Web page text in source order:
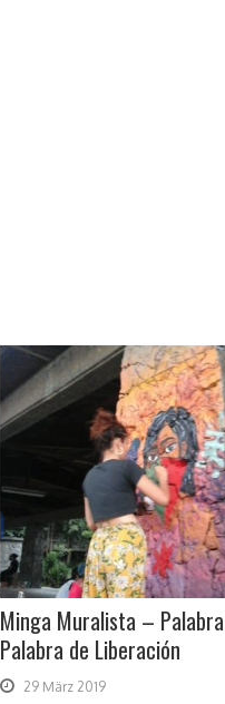
Minga Muralista –
Palabra de Liberación
29 März 2019